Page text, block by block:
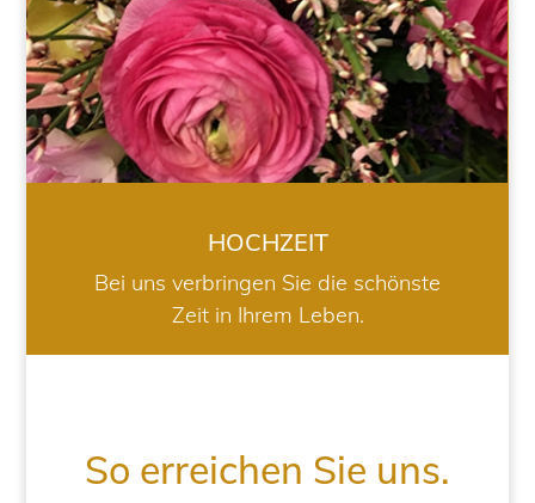
HOCHZEIT
Bei uns verbringen Sie die schönste
Zeit in Ihrem Leben.
So erreichen Sie uns.